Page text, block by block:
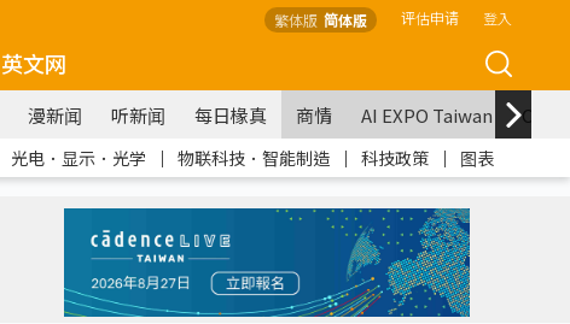
繁体版 简体版 评估申请 登入
英文网
漫新闻 听新闻 每日椽真 商情 AI EXPO Taiwan
光电．显示．光学 ｜ 物联科技．智能制造 ｜ 科技政策 ｜ 图表